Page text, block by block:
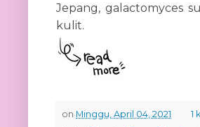
Jepang, galactomyces
kulit.
on Minggu, April 04, 2021
1